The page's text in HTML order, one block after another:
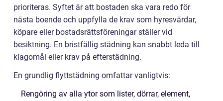
prioriteras. Syftet är att bostaden ska vara redo för
nästa boende och uppfylla de krav som hyresvärdar,
köpare eller bostadsrättsföreningar ställer vid
besiktning. En bristfällig städning kan snabbt leda till
klagomål eller krav på efterstädning.
En grundlig flyttstädning omfattar vanligtvis:
Rengöring av alla ytor som lister, dörrar, element,